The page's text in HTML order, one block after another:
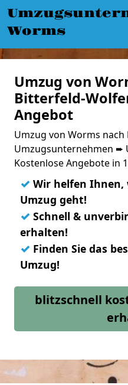
Worms
Umzug von
Bitterfeld-
Angebot
Umzug von Worms
Umzugsunternehmen ➨
Kostenlose Angebote in
✓ Wir helfen Ihnen,
Umzug geht!
✓ Schnell &
erhalten!
✓ Finden Sie das
Umzug!
blitzschnell